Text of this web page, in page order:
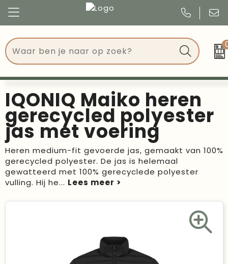
Tassen
Drinkwaren
Events
Give Aways
Geschenken
Kantoorartikelen
Duurzame keuzes
Congres
Events
Kerst
Verjaardagen
Voetbal, EK en WK
IQONIQ Maiko heren
gerecycled polyester
jas met voering
Heren medium-fit gevoerde jas, gemaakt van 100%
gerecycled polyester. De jas is helemaal
gewatteerd met 100% gerecyclede polyester
vulling. Hij he...